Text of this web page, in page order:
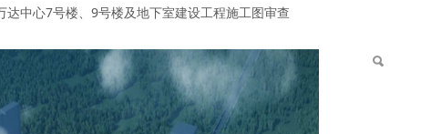
7号楼、9号楼及地下
达中心7号楼、9号楼及地下室建设工程施工图审查